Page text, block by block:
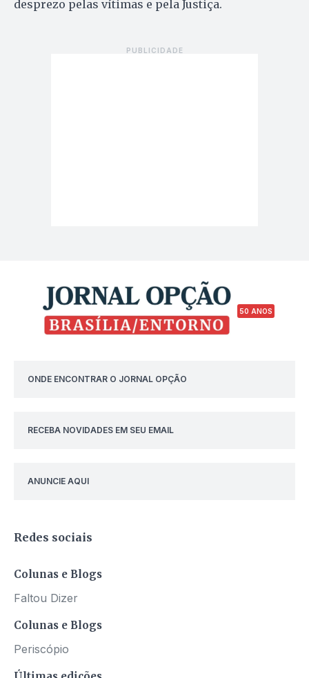
desprezo pelas vítimas e pela Justiça.
50 ANOS
ONDE ENCONTRAR O JORNAL OPÇÃO
RECEBA NOVIDADES EM SEU EMAIL
ANUNCIE AQUI
Redes sociais
Colunas e Blogs
Faltou Dizer
Colunas e Blogs
Periscópio